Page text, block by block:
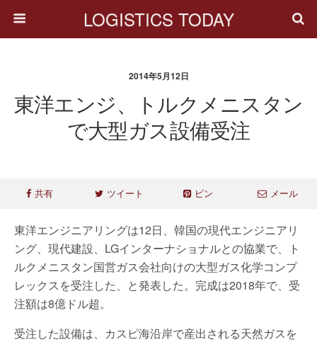
LOGISTICS TODAY
2014年5月12日
東洋エンジ、トルクメニスタン
で大型ガス設備受注
共有 ツイート ピン メール
東洋エンジニアリングは12日、韓国の現代エンジニアリ
ング、現代建設、LGインターナショナルとの協業で、ト
ルクメニスタン国営ガス会社向けの大型ガス化学コンプ
レックスを受注した、と発表した。完成は2018年で、受
注額は8億ドル超。
受注した設備は、カスピ海沿岸で産出される天然ガスを